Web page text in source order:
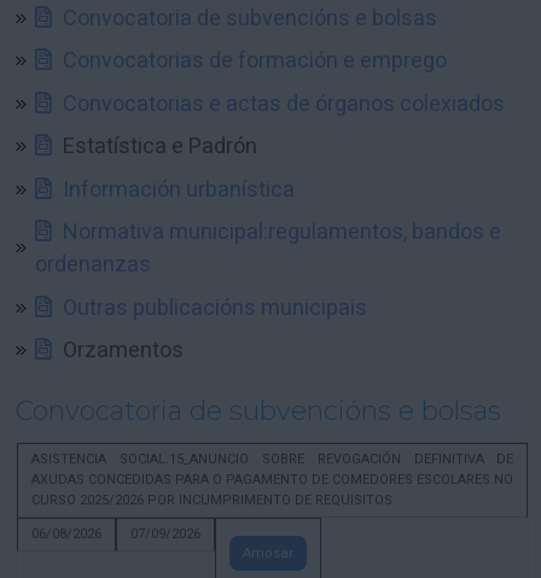
Convocatoria de subvencións e bolsas
Convocatorias de formación e emprego
Convocatorias e actas de órganos colexiados
Estatística e Padrón
Información urbanística
Normativa municipal:regulamentos, bandos e
ordenanzas
Outras publicacións municipais
Orzamentos
Convocatoria de subvencións e bolsas
ASISTENCIA SOCIAL.15_ANUNCIO SOBRE REVOGACIÓN DEFINITIVA DE
AXUDAS CONCEDIDAS PARA O PAGAMENTO DE COMEDORES ESCOLARES NO
CURSO 2025/2026 POR INCUMPRIMENTO DE REQUISITOS
06/08/2026
07/09/2026
Amosar